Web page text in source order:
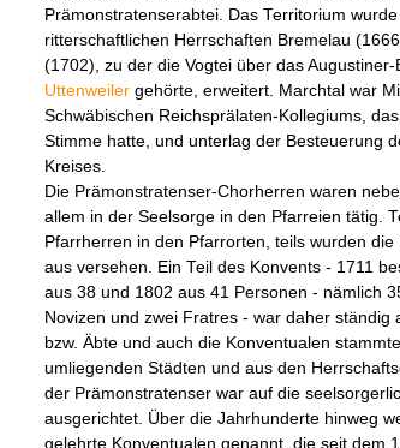
Prämonstratenserabtei. Das Territorium
ritterschaftlichen Herrschaften Bremelau
(1702), zu der die Vogtei über das
Uttenweilergehörte, erweitert. Marchtal war
Schwäbischen Reichsprälaten-Kollegiums,
Stimme hatte, und unterlag der Besteuerung
Kreises.
Die Prämonstratenser-Chorherren waren
allem in der Seelsorge in den Pfarreien tätig.
Pfarrherren in den Pfarrorten, teils wurden
aus versehen. Ein Teil des Konvents - 1711
aus 38 und 1802 aus 41 Personen - nämlich
Novizen und zwei Fratres - war daher ständig
bzw. Äbte und auch die Konventualen
umliegenden Städten und aus den
der Prämonstratenser war auf die
ausgerichtet. Über die Jahrhunderte hinweg
gelehrte Konventualen genannt, die seit dem